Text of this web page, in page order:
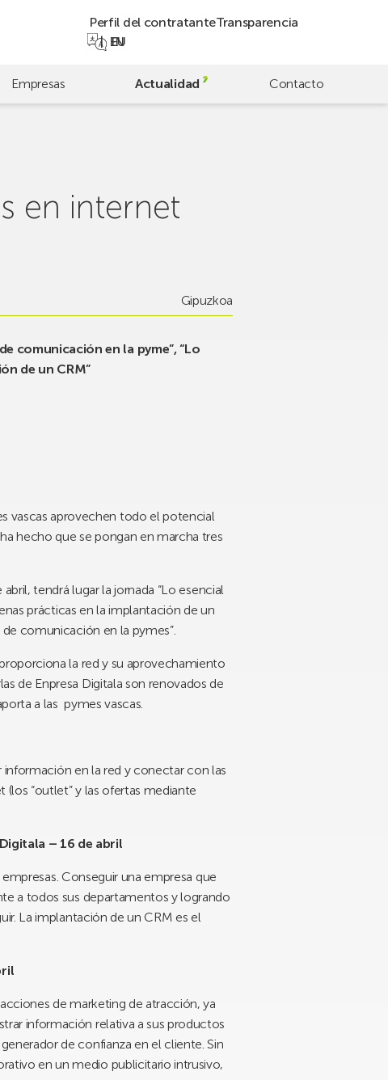
Perfil del contratanteTransparencia
EU
EN
Empresas Actualidad Contacto
en internet
Gipuzkoa
comunicación en la pyme”, “Lo
de un CRM”
vascas aprovechen todo el potencial
hecho que se pongan en marcha tres
tendrá lugar la jornada “Lo esencial
prácticas en la implantación de un
comunicación en la pymes”.
la red y su aprovechamiento
de Enpresa Digitala son renovados de
a las pymes vascas.
información en la red y conectar con las
“outlet” y las ofertas mediante
– 16 de abril
Conseguir una empresa que
a todos sus departamentos y logrando
La implantación de un CRM es el
de marketing de atracción, ya
información relativa a sus productos
de confianza en el cliente. Sin
en un medio publicitario intrusivo,